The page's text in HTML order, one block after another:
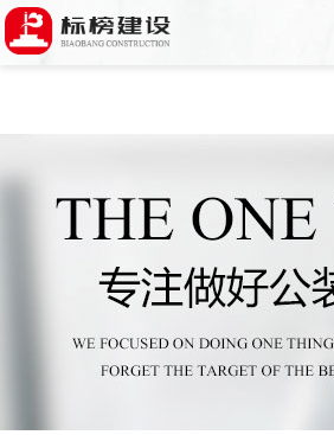
麻豆电影网,91精品麻豆视
视频,国产AV无码乱码国产